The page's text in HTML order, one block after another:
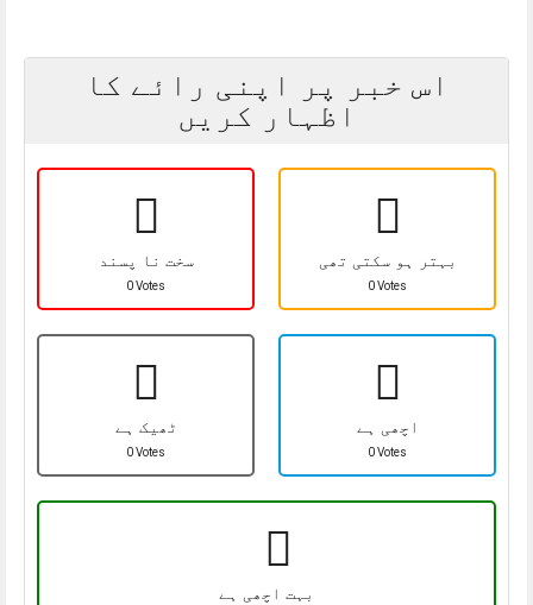
اس خبر پر اپنی رائے کا
اظہار کریں
سخت نا پسند
0 Votes
بہتر ہو سکتی تھی
0 Votes
ٹھیک ہے
0 Votes
اچھی ہے
0 Votes
بہت اچھی ہے